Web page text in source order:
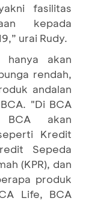
fasilitas
kepada
urai Rudy.
hanya akan
rendah,
andalan
"Di BCA
akan
Kredit
Sepeda
(KPR), dan
produk
Life, BCA